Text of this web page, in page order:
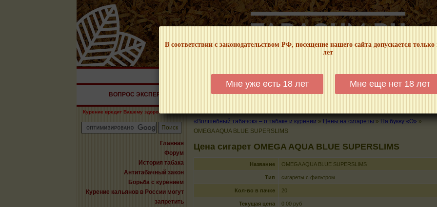
В соответствии с законодательством РФ, посещение нашего сайта допускается
лет
Мне уже есть 18 лет Мне еще нет 18 лет
НАШ ПОРТАЛ – ИНФОРМАЦИОННЫЙ! МЫ НЕ ЗАНИМАЕМСЯ ПРОДАЖЕЙ И РЕКЛАМОЙ
ВОПРОС ЭКСПЕРТУ КАЛЬЯНЫ ТРУБКИ ГДЕ КУПИТЬ ГДЕ ПОКУРИТЬ КУРЕНИЕ И
Курение вредит Вашему здоровью!
Главная
Форум
История табака
Антитабачный закон
Борьба с курением
Курение кальянов в России могут
запретить
«Волшебный табачок» – о табаке и курении » Цены на сигареты » На букву «O» »
OMEGA AQUA BLUE SUPERSLIMS
Цена сигарет OMEGA AQUA BLUE SUPERSLIMS
Название OMEGA AQUA BLUE SUPERSLIMS
Тип сигареты с фильтром
Кол-во в пачке 20
Текущая цена 0.00 руб